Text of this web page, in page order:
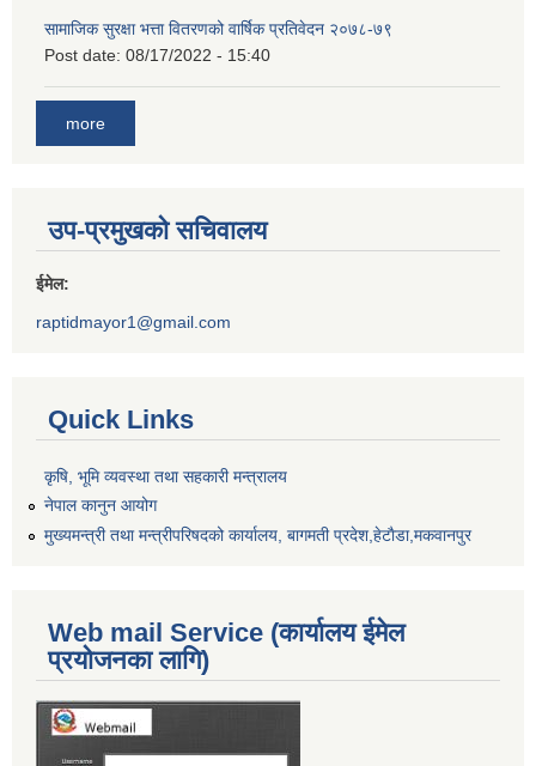
सामाजिक सुरक्षा भत्ता वितरणको वार्षिक प्रतिवेदन २०७८-७९
Post date: 08/17/2022 - 15:40
more
उप-प्रमुखको सचिवालय
ईमेल:
raptidmayor1@gmail.com
Quick Links
कृषि, भूमि व्यवस्था तथा सहकारी मन्त्रालय
नेपाल कानुन आयोग
मुख्यमन्त्री तथा मन्त्रीपरिषदको कार्यालय, बागमती प्रदेश,हेटाैडा,मकवानपुर
Web mail Service (कार्यालय ईमेल
प्रयोजनका लागि)